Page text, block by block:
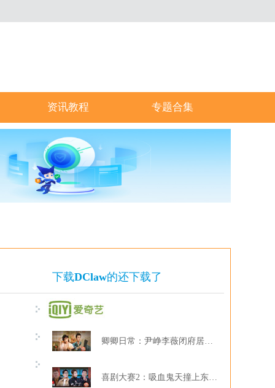
资讯教程 专题合集
下载DClaw的还下载了
卿卿日常：尹峥李薇闭府居家打牌
喜剧大赛2：吸血鬼天撞上东北波er